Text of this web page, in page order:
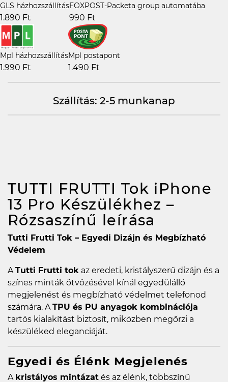
GLS házhozszállítás
1.890 Ft
FOXPOST-Packeta group automatába
990 Ft
Mpl házhozszállítás
1.990 Ft
Mpl postapont
1.490 Ft
Szállítás: 2-5 munkanap
TUTTI FRUTTI Tok iPhone
13 Pro Készülékhez –
Rózsaszínű leírása
Tutti Frutti Tok – Egyedi Dizájn és Megbízható
Védelem
A Tutti Frutti tok az eredeti, kristályszerű dizájn és a
színes minták ötvözésével kínál egyedülálló
megjelenést és megbízható védelmet telefonod
számára. A TPU és PU anyagok kombinációja
tartós kialakítást biztosít, miközben megőrzi a
készüléked eleganciáját.
Egyedi és Élénk Megjelenés
A kristályos mintázat és az élénk, többszínű